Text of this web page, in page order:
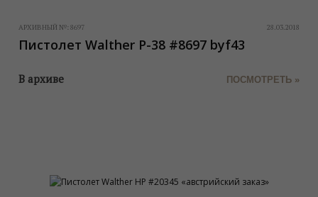
АРХИВНЫЙ №: 8697 28.03.2018
Пистолет Walther P-38 #8697 byf43
В архиве ПОСМОТРЕТЬ »